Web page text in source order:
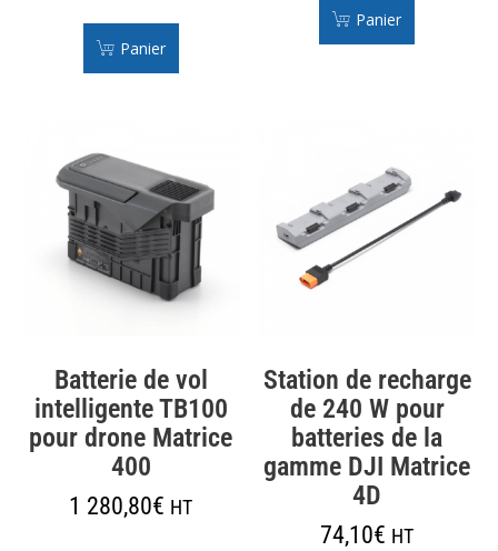
Panier
Panier
Batterie de vol
intelligente TB100
pour drone Matrice
400
1 280,80€ HT
Station de recharge
de 240 W pour
batteries de la
gamme DJI Matrice
4D
74,10€ HT